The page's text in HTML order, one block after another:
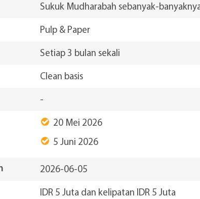
Sukuk Mudharabah sebanyak-
Pulp & Paper
Setiap 3 bulan sekali
Clean basis
-
20 Mei 2026
5 Juni 2026
2026-06-05
IDR 5 Juta dan kelipatan IDR 5 Juta